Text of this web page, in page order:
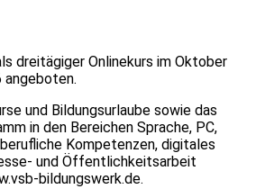
dreitägiger Onlinekurs im Oktober
angeboten.
und Bildungsurlaube sowie das
in den Bereichen Sprache, PC,
Kompetenzen, digitales
und Öffentlichkeitsarbeit
bildungswerk.de.